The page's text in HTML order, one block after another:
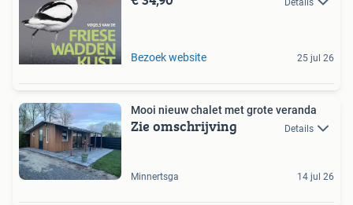
Bezoek website 25 jul 26
Mooi nieuw chalet met grote veranda
Zie omschrijving Details
Minnertsga 14 jul 26